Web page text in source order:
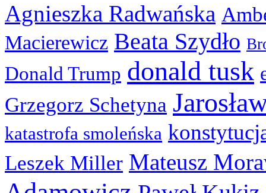
Agnieszka Radwańska
Macierewicz Beata Szydło
Donald Trump donald tusk
Grzegorz Schetyna
katastrofa smoleńska
Leszek Miller Mateusz